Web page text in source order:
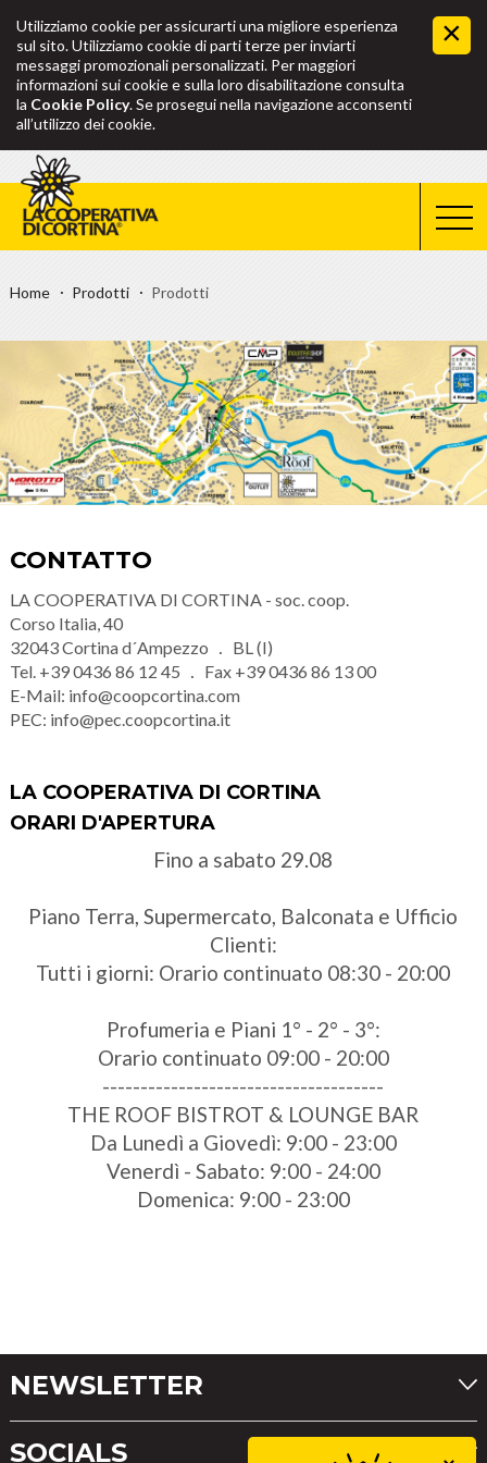
Utilizziamo cookie per assicurarti una migliore esperienza
sul sito. Utilizziamo cookie di parti terze per inviarti
messaggi promozionali personalizzati. Per maggiori
informazioni sui cookie e sulla loro disabilitazione consulta
la Cookie Policy. Se prosegui nella navigazione acconsenti
all’utilizzo dei cookie.
Home Prodotti Prodotti
CONTATTO
LA COOPERATIVA DI CORTINA - soc. coop.
Corso Italia, 40
32043Cortina d´Ampezzo
BL (I)
Tel. +39 0436 86 12 45 Fax +39 0436 86 13 00
E-Mail: info@coopcortina.com
PEC: info@pec.coopcortina.it
LA COOPERATIVA DI CORTINA
ORARI D'APERTURA
Fino a sabato 29.08
Piano Terra, Supermercato, Balconata e Ufficio
Clienti:
Tutti i giorni: Orario continuato 08:30 - 20:00
Profumeria e Piani 1° - 2° - 3°:
Orario continuato 09:00 - 20:00
-------------------------------------
THE ROOF BISTROT & LOUNGE BAR
Da Lunedì a Giovedì: 9:00 - 23:00
Venerdì - Sabato: 9:00 - 24:00
Domenica: 9:00 - 23:00
NEWSLETTER
SOCIALS